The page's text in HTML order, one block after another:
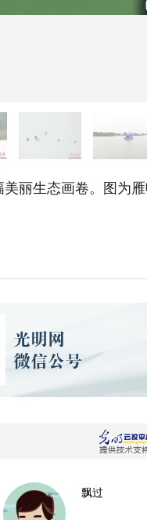
生态画卷。图为
飘过